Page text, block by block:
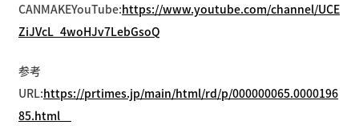
CANMAKEYouTube:https://www.youtube.com/channel/UCE
ZiJVcL_4woHJv7LebGsoQ
参考
URL:https://prtimes.jp/main/html/rd/p/000000065.0000196
85.html